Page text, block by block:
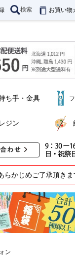
検索 お買い物
ち手・金具
レジン
かじめご了承頂き
ン